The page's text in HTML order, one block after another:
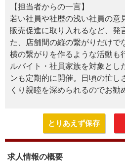
【担当者からの一言】
若い社員や社歴の浅い社員の意
販売促進に取り入れるなど、発
た、店舗間の縦の繋がりだけで
横の繋がりを作るような活動も
ルバイト・社員家族を対象とし
ンも定期的に開催。日頃の忙し
くり親睦を深められるのでお勧
とりあえず保存
求人情報の概要